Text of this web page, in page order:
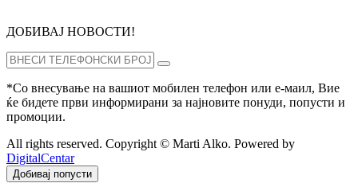
ДОБИВАЈ НОВОСТИ!
*Со внесување на вашиот мобилен телефон или е-маил, Вие
ќе бидете први информирани за најновите понуди, попусти и
промоции.
All rights reserved. Copyright © Marti Alko. Powered by
DigitalCentar
Добивај попусти